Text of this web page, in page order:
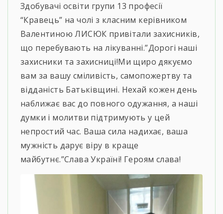
Здобувачі освіти групи 13 професії
“Кравець” на чолі з класним керівником
Валентиною ЛИСЮК привітали захисників,
що перебувають на лікуванні.”Дорогі наші
захисники та захисниці!Ми щиро дякуємо
вам за вашу сміливість, самопожертву та
відданість Батьківщині. Нехай кожен день
наближає вас до повного одужання, а наші
думки і молитви підтримують у цей
непростий час. Ваша сила надихає, ваша
мужність дарує віру в краще
майбутнє.”Слава Україні! Героям слава!